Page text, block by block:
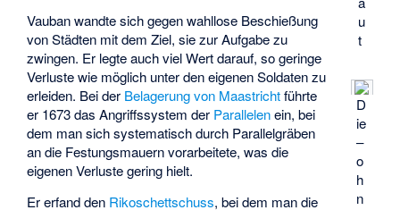
u
t
D
ie
–
o
h
n
Vauban wandte sich gegen wahllose Beschießung
von Städten mit dem Ziel, sie zur Aufgabe zu
zwingen. Er legte auch viel Wert darauf, so geringe
Verluste wie möglich unter den eigenen Soldaten zu
erleiden. Bei der Belagerung von Maastrichtführte
er 1673 das Angriffssystem der Parallelenein, bei
dem man sich systematisch durch Parallelgräben
an die Festungsmauern vorarbeitete, was die
eigenen Verluste gering hielt.
Er erfand den Rikoschettschuss, bei dem man die